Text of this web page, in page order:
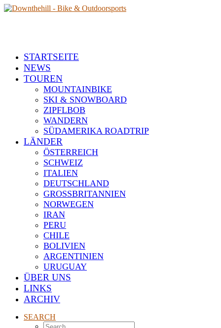
STARTSEITE
NEWS
TOUREN
MOUNTAINBIKE
SKI & SNOWBOARD
ZIPFLBOB
WANDERN
SÜDAMERIKA ROADTRIP
LÄNDER
ÖSTERREICH
SCHWEIZ
ITALIEN
DEUTSCHLAND
GROSSBRITANNIEN
NORWEGEN
IRAN
PERU
CHILE
BOLIVIEN
ARGENTINIEN
URUGUAY
ÜBER UNS
LINKS
ARCHIV
SEARCH